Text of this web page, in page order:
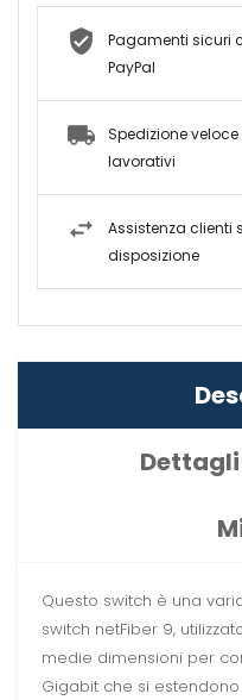
Pagamenti sicuri
PayPal
Spedizione
lavorativi
Assistenza clienti
disposizione
Questo switch è una
switch netFiber 9,
medie dimensioni per
Gigabit che si